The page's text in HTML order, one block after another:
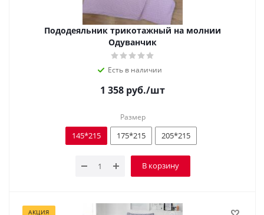
Пододеяльник трикотажный на молнии
Одуванчик
Есть в наличии
1 358 руб./шт
Размер
145*215 175*215 205*215
В корзину
АКЦИЯ